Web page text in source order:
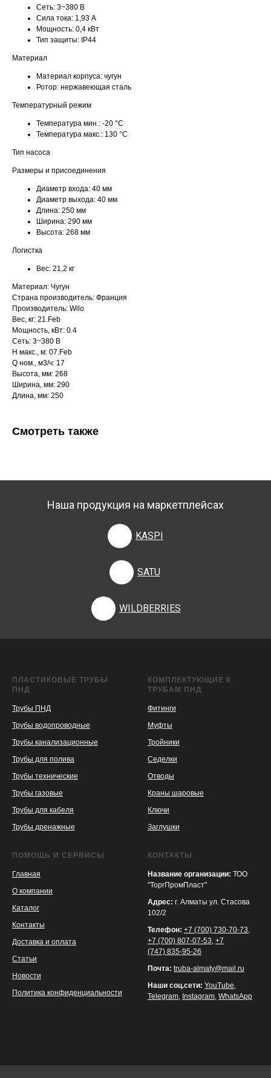
Сеть: 3~380 В
Сила тока: 1,93 А
Мощность: 0,4 кВт
Тип защиты: IP44
Материал
Материал корпуса: чугун
Ротор: нержавеющая сталь
Температурный режим
Температура мин.: -20 °С
Температура макс.: 130 °С
Тип насоса
Размеры и присоединения
Диаметр входа: 40 мм
Диаметр выхода: 40 мм
Длина: 250 мм
Ширина: 290 мм
Высота: 268 мм
Логистка
Вес: 21,2 кг
Материал: Чугун
Страна производитель: Франция
Производитель: Wilo
Вес, кг: 21.Feb
Мощность, кВт: 0.4
Сеть: 3~380 В
H макс., м: 07.Feb
Q ном., м3/ч: 17
Высота, мм: 268
Ширина, мм: 290
Длина, мм: 250
Смотреть также
Наша продукция на маркетплейсах
KASPI
SATU
WILDBERRIES
ПЛАСТИКОВЫЕ ТРУБЫ
ПНД
Трубы ПНД
Трубы водопроводные
Трубы канализационные
Трубы для полива
Трубы технические
Трубы газовые
Трубы для кабеля
Трубы дренажные
КОМПЛЕКТУЮЩИЕ К
ТРУБАМ ПНД
Фитинги
Муфты
Тройники
Седелки
Отводы
Краны шаровые
Ключи
Заглушки
ПОМОЩЬ И СЕРВИСЫ
Главная
О компании
Каталог
Контакты
Доставка и оплата
Статьи
Новости
Политика конфиденциальности
КОНТАКТЫ
Название организации: ТОО
"ТоргПромПласт"
Адрес: г. Алматы ул. Стасова
102/2
Телефон: +7 (700) 730-70-73,
+7 (700) 807-07-53, +7
(747) 835-95-26
Почта: truba-almaty@mail.ru
Наши соц.сети: YouTube,
Telegram, Instagram, WhatsApp